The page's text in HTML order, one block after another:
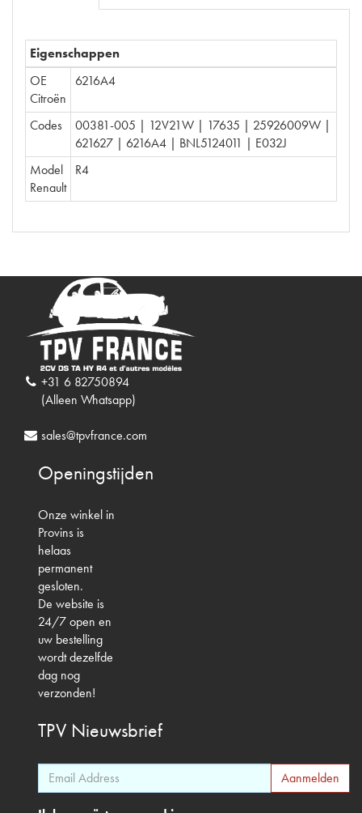
Eigenschappen
OE
Citroën
6216A4
Codes
00381-005 | 12V21W | 17635 | 25926009W |
621627 | 6216A4 | BNL5124011 | E032J
Model
Renault
R4
+31 6 82750894
(Alleen Whatsapp)
sales@tpvfrance.com
Openingstijden
Onze winkel in
Provins is
helaas
permanent
gesloten.
De website is
24/7 open en
uw bestelling
wordt dezelfde
dag nog
verzonden!
TPV Nieuwsbrief